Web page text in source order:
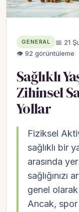
GENERAL 📅 21
👁 92 görüntüleme
Sağlıklı
Zihinsel
Yollar
Fiziksel
sağlıklı bir
arasında
sağlığınızı
genel olarak
Ancak,